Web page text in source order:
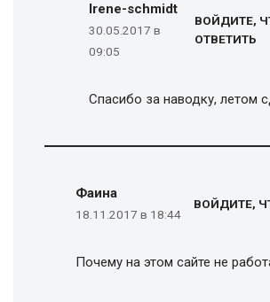
Irene-schmidt
30.05.2017 в
09:05
ВОЙДИТЕ,
ОТВЕТИТЬ
Спасибо за наводку, летом
Фаина
18.11.2017 в 18:44
ВОЙДИТЕ,
Почему на этом сайте не